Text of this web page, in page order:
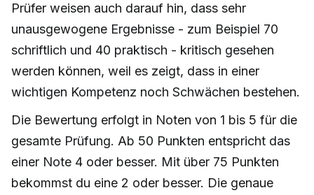
Prüfer weisen auch darauf hin, dass sehr
unausgewogene Ergebnisse - zum Beispiel 70
schriftlich und 40 praktisch - kritisch gesehen
werden können, weil es zeigt, dass in einer
wichtigen Kompetenz noch Schwächen bestehen.
Die Bewertung erfolgt in Noten von 1 bis 5 für die
gesamte Prüfung. Ab 50 Punkten entspricht das
einer Note 4 oder besser. Mit über 75 Punkten
bekommst du eine 2 oder besser. Die genaue